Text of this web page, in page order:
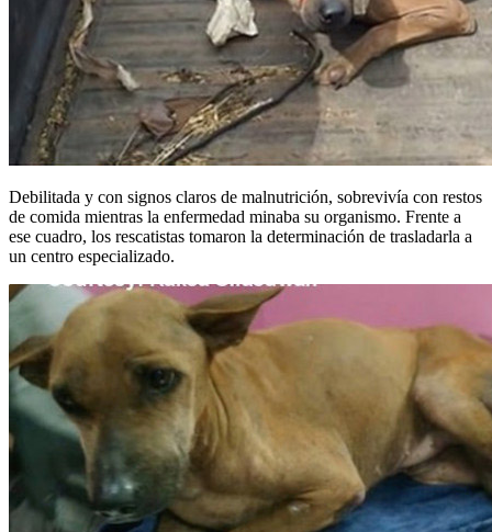
Debilitada y con signos claros de malnutrición, sobrevivía con restos
de comida mientras la enfermedad minaba su organismo. Frente a
ese cuadro, los rescatistas tomaron la determinación de trasladarla a
un centro especializado.